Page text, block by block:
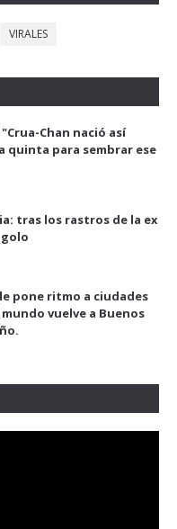
VIRALES
Chan nació así
quinta para sembrar ese
tras los rastros de la ex
le pone ritmo a ciudades
vuelve a Buenos